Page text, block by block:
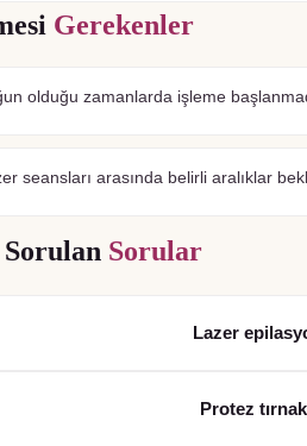
Gerekenler
olduğu zamanlarda işleme
seansları arasında belirli aralıklar
Sorulan Sorular
Lazer
Protez